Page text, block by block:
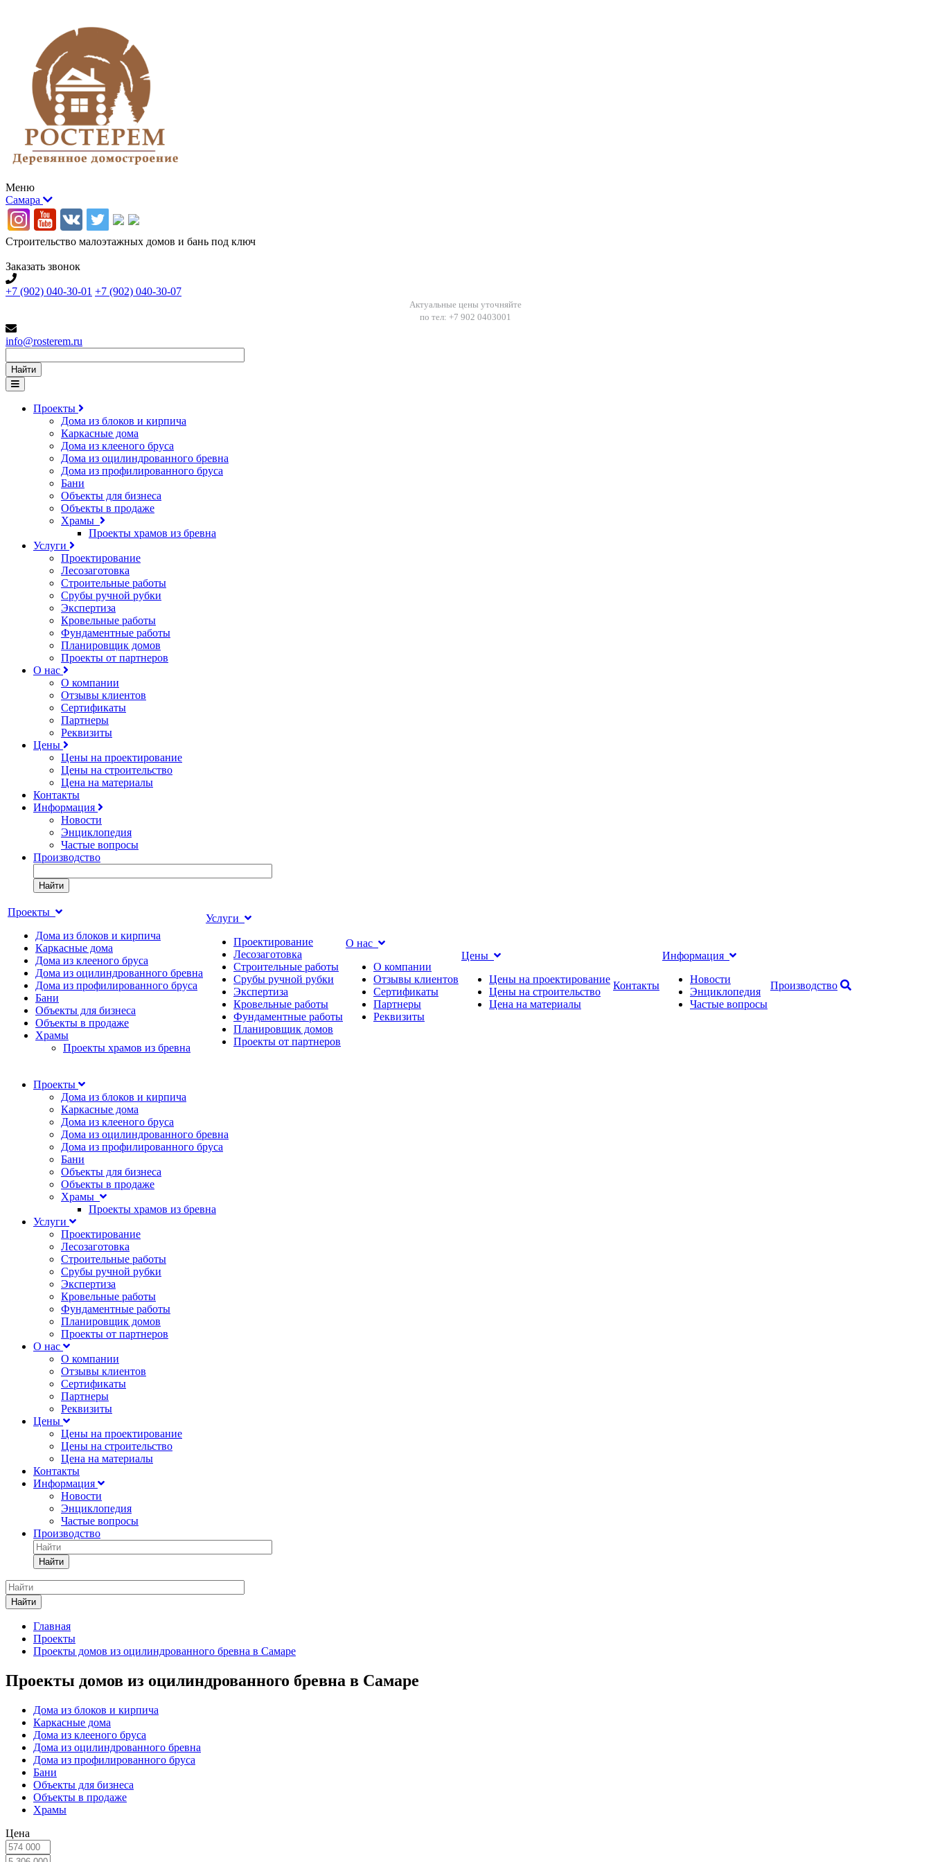
Меню
Самара
Строительство малоэтажных домов и бань под ключ
Заказать звонок
+7 (902) 040-30-01 +7 (902) 040-30-07
Актуальные цены уточняйте
по тел: +7 902 0403001
info@rosterem.ru
Найти
Проекты
Дома из блоков и кирпича
Каркасные дома
Дома из клееного бруса
Дома из оцилиндрованного бревна
Дома из профилированного бруса
Бани
Объекты для бизнеса
Объекты в продаже
Храмы
Проекты храмов из бревна
Услуги
Проектирование
Лесозаготовка
Строительные работы
Срубы ручной рубки
Экспертиза
Кровельные работы
Фундаментные работы
Планировщик домов
Проекты от партнеров
О нас
О компании
Отзывы клиентов
Сертификаты
Партнеры
Реквизиты
Цены
Цены на проектирование
Цены на строительство
Цена на материалы
Контакты
Информация
Новости
Энциклопедия
Частые вопросы
Производство
Найти
Проекты
Дома из блоков и кирпича
Каркасные дома
Дома из клееного бруса
Дома из оцилиндрованного бревна
Дома из профилированного бруса
Бани
Объекты для бизнеса
Объекты в продаже
Храмы
Проекты храмов из бревна
Услуги
Проектирование
Лесозаготовка
Строительные работы
Срубы ручной рубки
Экспертиза
Кровельные работы
Фундаментные работы
Планировщик домов
Проекты от партнеров
О нас
О компании
Отзывы клиентов
Сертификаты
Партнеры
Реквизиты
Цены
Цены на проектирование
Цены на строительство
Цена на материалы
Контакты
Информация
Новости
Энциклопедия
Частые вопросы
Производство
Проекты
Дома из блоков и кирпича
Каркасные дома
Дома из клееного бруса
Дома из оцилиндрованного бревна
Дома из профилированного бруса
Бани
Объекты для бизнеса
Объекты в продаже
Храмы
Проекты храмов из бревна
Услуги
Проектирование
Лесозаготовка
Строительные работы
Срубы ручной рубки
Экспертиза
Кровельные работы
Фундаментные работы
Планировщик домов
Проекты от партнеров
О нас
О компании
Отзывы клиентов
Сертификаты
Партнеры
Реквизиты
Цены
Цены на проектирование
Цены на строительство
Цена на материалы
Контакты
Информация
Новости
Энциклопедия
Частые вопросы
Производство
Найти
Найти
Главная
Проекты
Проекты домов из оцилиндрованного бревна в Самаре
Проекты домов из оцилиндрованного бревна в Самаре
Дома из блоков и кирпича
Каркасные дома
Дома из клееного бруса
Дома из оцилиндрованного бревна
Дома из профилированного бруса
Бани
Объекты для бизнеса
Объекты в продаже
Храмы
Цена